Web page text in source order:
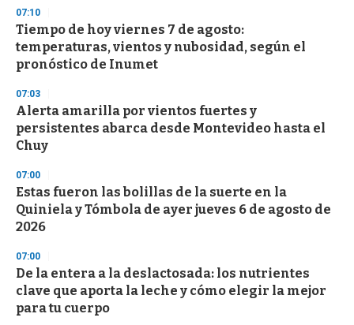
07:10
Tiempo de hoy viernes 7 de agosto:
temperaturas, vientos y nubosidad, según el
pronóstico de Inumet
07:03
Alerta amarilla por vientos fuertes y
persistentes abarca desde Montevideo hasta el
Chuy
07:00
Estas fueron las bolillas de la suerte en la
Quiniela y Tómbola de ayer jueves 6 de agosto de
2026
07:00
De la entera a la deslactosada: los nutrientes
clave que aporta la leche y cómo elegir la mejor
para tu cuerpo